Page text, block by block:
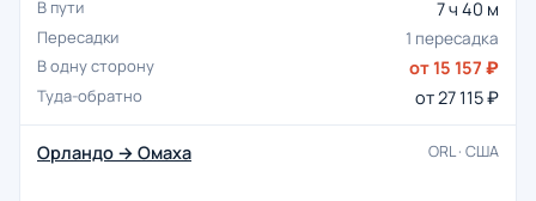
7 ч 40 м
1 пересадка
от 15 157 ₽
от 27 115 ₽
Орландо → Омаха ORL · США